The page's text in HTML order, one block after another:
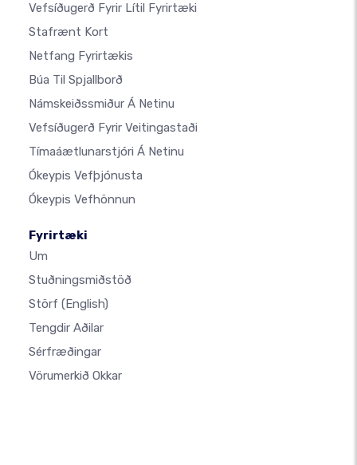
Vefsíðugerð Fyrir Lítil Fyrirtæki
Stafrænt Kort
Netfang Fyrirtækis
Búa Til Spjallborð
Námskeiðssmiður Á Netinu
Vefsíðugerð Fyrir Veitingastaði
Tímaáætlunarstjóri Á Netinu
Ókeypis Vefþjónusta
Ókeypis Vefhönnun
Fyrirtæki
Um
Stuðningsmiðstöð
Störf (English)
Tengdir Aðilar
Sérfræðingar
Vörumerkið Okkar